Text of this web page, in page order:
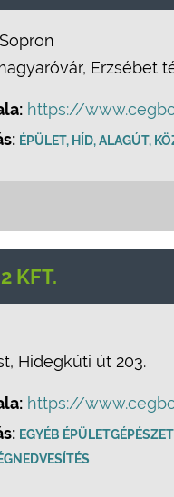
Erzsébet
https://
ÉPÜLET, HÍD, ALAGÚT,
KFT.
Hidegkúti út 203.
https://
EGYÉB